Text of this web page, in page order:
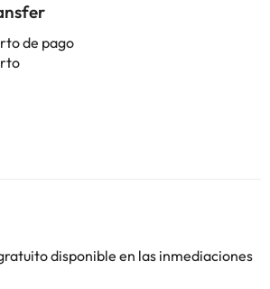
de pago
disponible en las inmediaciones